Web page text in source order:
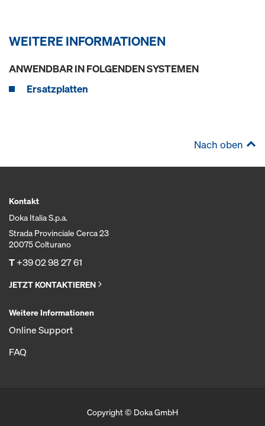
WEITERE INFORMATIONEN
ANWENDBAR IN FOLGENDEN SYSTEMEN
Ersatzplatten
Nach oben
Kontakt
Doka Italia S.p.a.
Strada Provinciale Cerca 23
20075 Colturano
T+39 02 98 27 61
JETZT KONTAKTIEREN
Weitere Informationen
Online Support
FAQ
Copyright © Doka GmbH